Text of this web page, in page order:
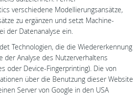
verschiedene Modellierungsansätze,
zu ergänzen und setzt Machine-
der Datenanalyse ein.
Technologien, die die Wiedererkennung
der Analyse des Nutzerverhaltens
oder Device-Fingerprinting). Die von
über die Benutzung dieser Website
Server von Google in den USA